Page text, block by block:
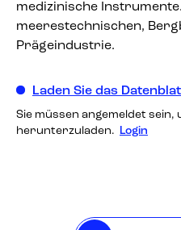
medizinische
meerestechnischen,
Prägeindustrie.
Laden Sie das
Sie müssen angemeldet sein,
herunterzuladen. Login